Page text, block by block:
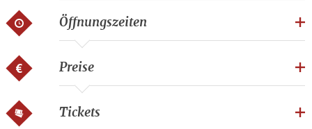
Im Carabinierisaal ging die erste Oper nördlich der Alpen über
die Bühne. Im Konferenzzimmer gab Wolfgang Amadé
Konzert, als fürsterzbischöflicher Hofmusiker komponierter
er für diese Räumlichkeiten und hat hier auch selbst musiziert
- sie waren, neben dem Dom, sein unmittelbarer beruflicher
Wirkungsbereich.
Öffnungszeiten
Preise
Tickets